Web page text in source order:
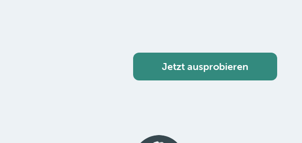
Jetzt ausprobieren